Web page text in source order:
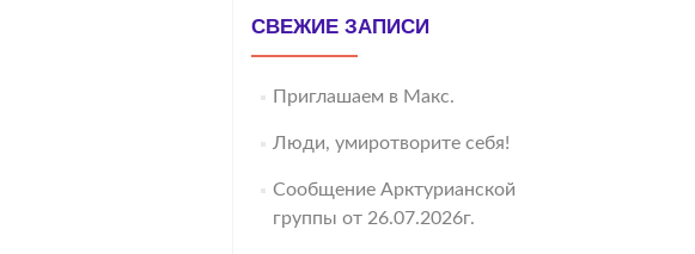
СВЕЖИЕ ЗАПИСИ
Приглашаем в Макс.
Люди, умиротворите себя!
Сообщение Арктурианской
группы от 26.07.2026г.